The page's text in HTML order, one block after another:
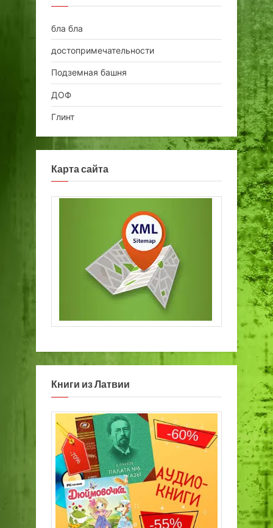
бла бла
достопримечательности
Подземная башня
ДОФ
Глинт
Карта сайта
Книги из Латвии